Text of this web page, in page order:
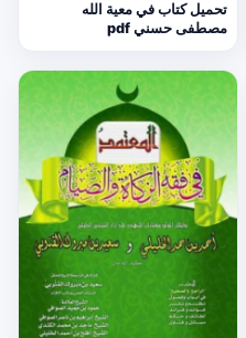
تحميل كتاب في معية الله
مصطفى حسني pdf